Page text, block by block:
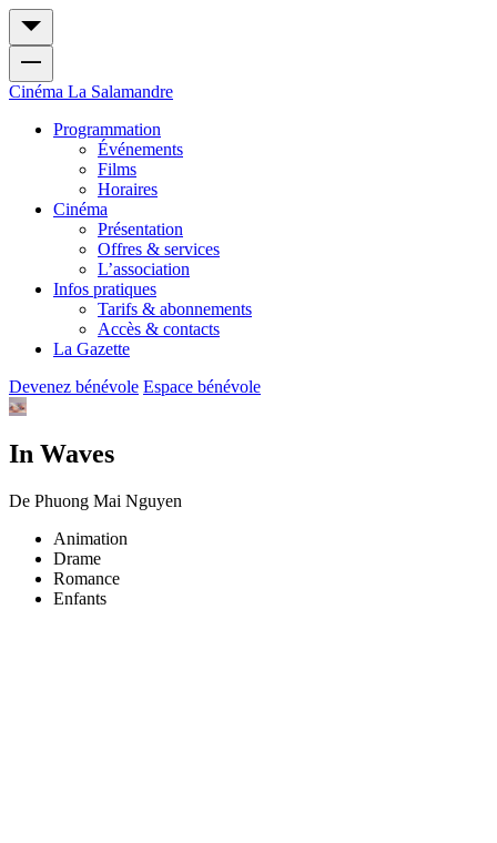
Cinéma La Salamandre
Programmation
Événements
Films
Horaires
Cinéma
Présentation
Offres & services
L’association
Infos pratiques
Tarifs & abonnements
Accès & contacts
La Gazette
Devenez bénévole Espace bénévole
In Waves
De Phuong Mai Nguyen
Animation
Drame
Romance
Enfants